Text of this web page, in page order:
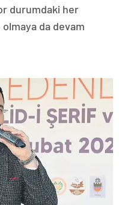
durumdaki her
olmaya da devam